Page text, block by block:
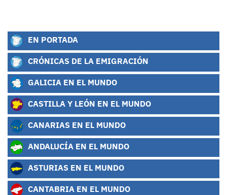
EN PORTADA
CRÓNICAS DE LA EMIGRACIÓN
GALICIA EN EL MUNDO
CASTILLA Y LEÓN EN EL MUNDO
CANARIAS EN EL MUNDO
ANDALUCÍA EN EL MUNDO
ASTURIAS EN EL MUNDO
CANTABRIA EN EL MUNDO